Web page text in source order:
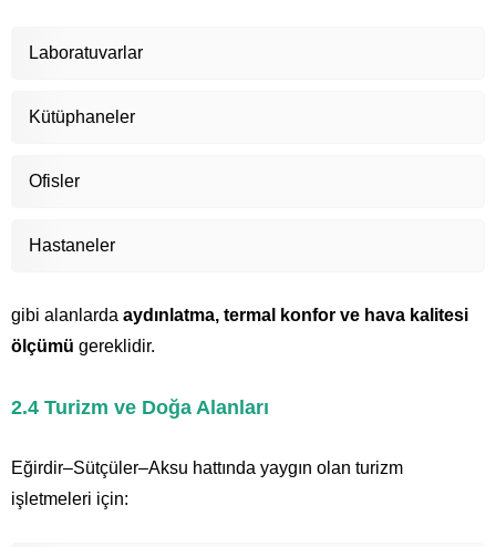
Laboratuvarlar
Kütüphaneler
Ofisler
Hastaneler
gibi alanlarda aydınlatma, termal konfor ve hava kalitesi
ölçümü gereklidir.
2.4 Turizm ve Doğa Alanları
Eğirdir–Sütçüler–Aksu hattında yaygın olan turizm
işletmeleri için: